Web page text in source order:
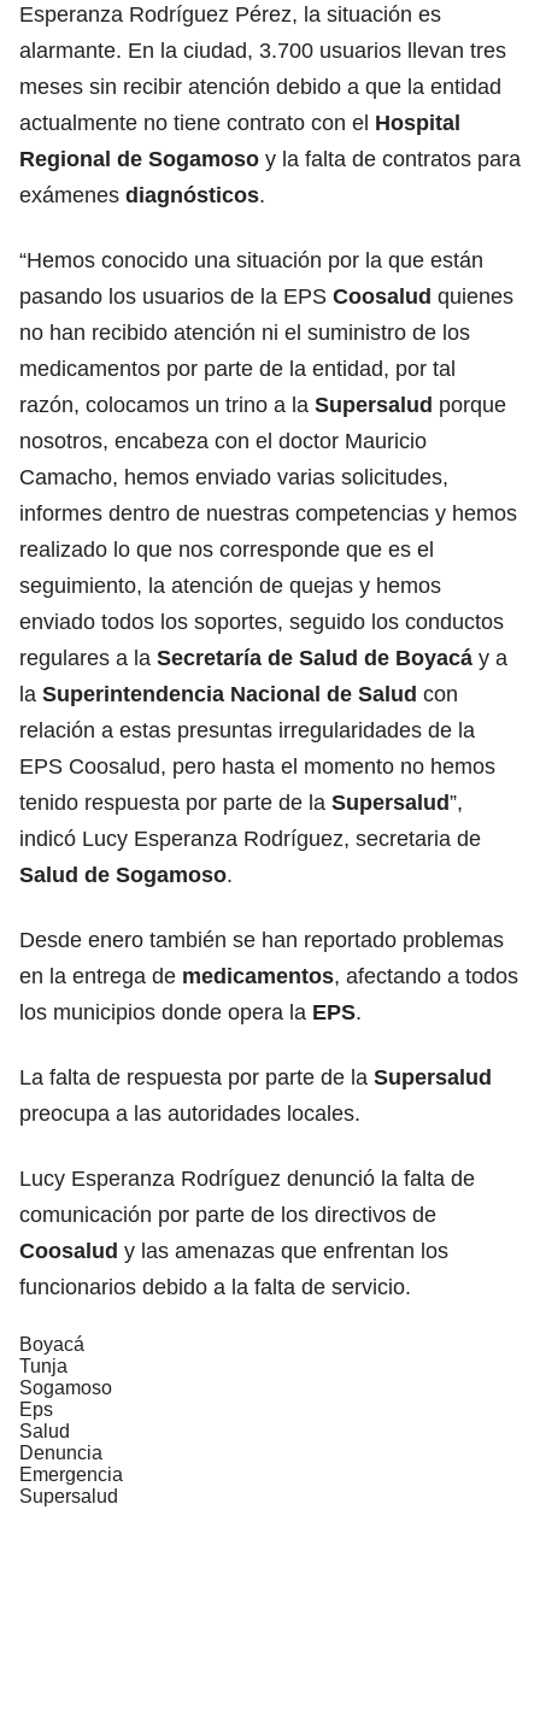
Esperanza Rodríguez Pérez, la situación es
alarmante. En la ciudad, 3.700 usuarios llevan tres
meses sin recibir atención debido a que la entidad
actualmente no tiene contrato con el Hospital
Regional de Sogamoso y la falta de contratos para
exámenes diagnósticos.
“Hemos conocido una situación por la que están
pasando los usuarios de la EPS Coosalud quienes
no han recibido atención ni el suministro de los
medicamentos por parte de la entidad, por tal
razón, colocamos un trino a la Supersalud porque
nosotros, encabeza con el doctor Mauricio
Camacho, hemos enviado varias solicitudes,
informes dentro de nuestras competencias y hemos
realizado lo que nos corresponde que es el
seguimiento, la atención de quejas y hemos
enviado todos los soportes, seguido los conductos
regulares a la Secretaría de Salud de Boyacá y a
la Superintendencia Nacional de Salud con
relación a estas presuntas irregularidades de la
EPS Coosalud, pero hasta el momento no hemos
tenido respuesta por parte de la Supersalud”,
indicó Lucy Esperanza Rodríguez, secretaria de
Salud de Sogamoso.
Desde enero también se han reportado problemas
en la entrega de medicamentos, afectando a todos
los municipios donde opera la EPS.
La falta de respuesta por parte de la Supersalud
preocupa a las autoridades locales.
Lucy Esperanza Rodríguez denunció la falta de
comunicación por parte de los directivos de
Coosalud y las amenazas que enfrentan los
funcionarios debido a la falta de servicio.
Boyacá
Tunja
Sogamoso
Eps
Salud
Denuncia
Emergencia
Supersalud